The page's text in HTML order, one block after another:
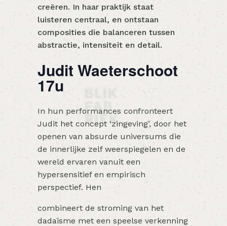
creëren. In haar praktijk staat
luisteren centraal, en ontstaan
composities die balanceren tussen
abstractie, intensiteit en detail.
Judit Waeterschoot
17u
In hun performances confronteert
Judit het concept ‘zingeving’, door het
openen van absurde universums die
de innerlijke zelf weerspiegelen en de
wereld ervaren vanuit een
hypersensitief en empirisch
perspectief. Hen
combineert de stroming van het
dadaïsme met een speelse verkenning